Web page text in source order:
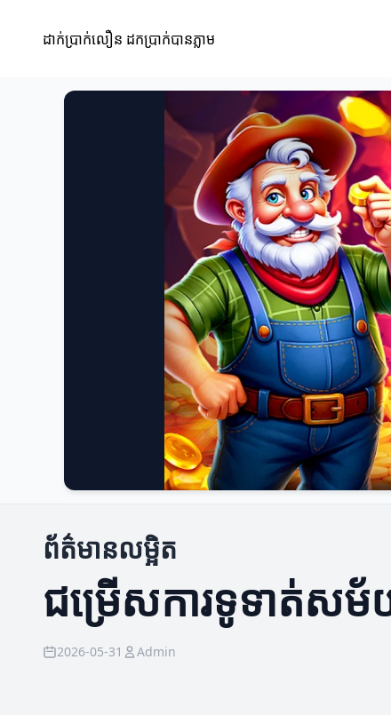
ដាក់ប្រាក់លឿន ដកប្រាក់បានភ្លាម
ព័ត៌មានលម្អិត
ជម្រើសការទូទាត់សម័
2026-05-31 Admin